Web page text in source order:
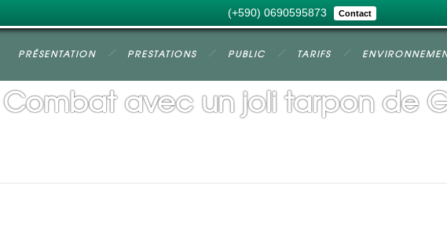
(+590) 0690595873 Contact
PRÉSENTATION PRESTATIONS PUBLIC TARIFS
Combat avec un joli tarpon de